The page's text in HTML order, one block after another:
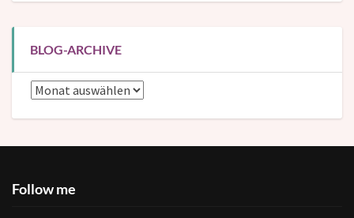
BLOG-ARCHIVE
Blog-
Follow me